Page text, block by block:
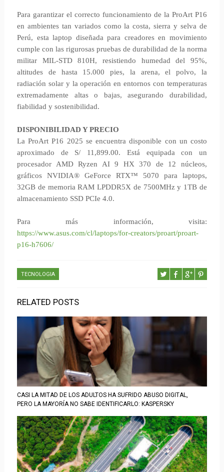
Para garantizar el correcto funcionamiento de la ProArt P16
en ambientes tan variados como la costa, sierra y selva de
Perú, esta laptop diseñada para creadores en movimiento
cumple con las rigurosas pruebas de durabilidad de la norma
militar MIL-STD 810H, resistiendo humedad del 95%,
altitudes de hasta 15.000 pies, la arena, el polvo, la
radiación solar y la operación en entornos con temperaturas
extremadamente altas o bajas, asegurando durabilidad,
fiabilidad y sostenibilidad.
DISPONIBILIDAD Y PRECIO
La ProArt P16 2025 se encuentra disponible con un costo
aproximado de S/ 11,899.00. Está equipada con un
procesador AMD Ryzen AI 9 HX 370 de 12 núcleos,
gráficos NVIDIA® GeForce RTX™ 5070 para laptops,
32GB de memoria RAM LPDDR5X de 7500MHz y 1TB de
almacenamiento SSD PCIe 4.0.
Para más información, visita:
https://www.asus.com/cl/laptops/for-creators/proart/proart-
p16-h7606/
TECNOLOGIA
RELATED POSTS
CASI LA MITAD DE LOS ADULTOS HA SUFRIDO ABUSO DIGITAL,
PERO LA MAYORÍA NO SABE IDENTIFICARLO: KASPERSKY